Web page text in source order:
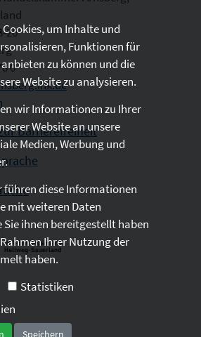
20
0
Barrierefreiheit
um Inhalte und
Funktionen für
zu können und die
Website zu analysieren.
wir Informationen zu Ihrer
Website an unsere
Medien, Werbung und
führen diese Informationen
mit weiteren Daten
Sie ihnen bereitgestellt haben
Ihrer Nutzung der
haben.
Statistiken
Speichern